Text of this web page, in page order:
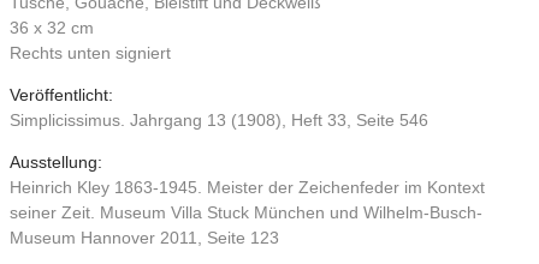
36 x 32 cm
Rechts unten signiert
Veröffentlicht:
Simplicissimus. Jahrgang 13 (1908), Heft 33, Seite 546
Ausstellung:
Heinrich Kley 1863-1945. Meister der Zeichenfeder im Kontext
seiner Zeit. Museum Villa Stuck München und Wilhelm-Busch-
Museum Hannover 2011, Seite 123